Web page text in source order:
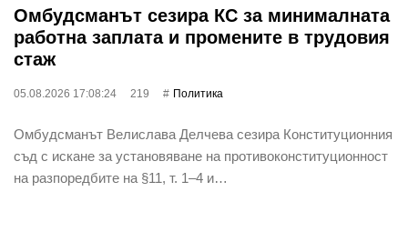
Омбудсманът сезира КС за минималната
работна заплата и промените в трудовия
стаж
05.08.2026 17:08:24 219 Политика
Омбудсманът Велислава Делчева сезира Конституционния
съд с искане за установяване на противоконституционност
на разпоредбите на §11, т. 1–4 и…